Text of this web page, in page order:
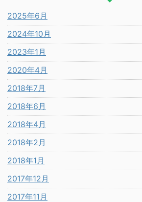
2025年6月
2024年10月
2023年1月
2020年4月
2018年7月
2018年6月
2018年4月
2018年2月
2018年1月
2017年12月
2017年11月